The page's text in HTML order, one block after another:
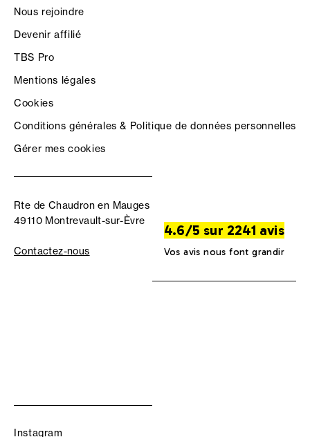
Nous rejoindre
Devenir affilié
TBS Pro
Mentions légales
Cookies
Conditions générales & Politique de données personnelles
Gérer mes cookies
Rte de Chaudron en Mauges
49110 Montrevault-sur-Èvre
Contactez-nous
4.6/5 sur 2241 avis
Vos avis nous font grandir
Instagram